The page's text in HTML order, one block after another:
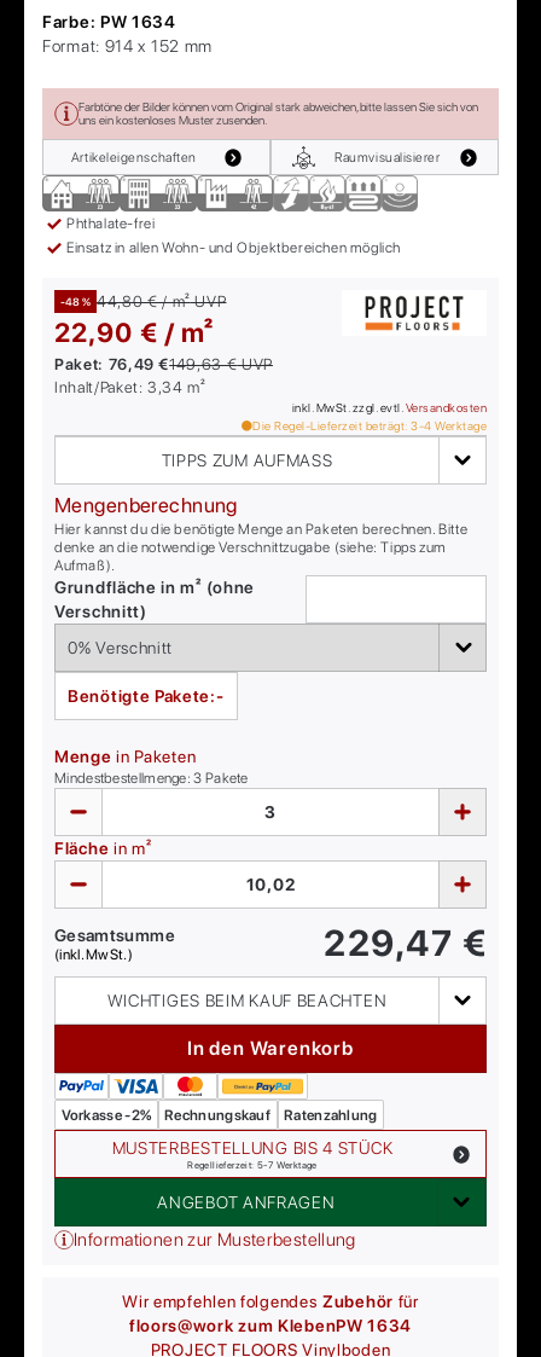
Farbe: PW 1634
Format: 914 x 152 mm
Farbtöne der Bilder können vom Original stark abweichen, bitte lassen Sie sich von
uns ein kostenloses Muster zusenden.
Artikeleigenschaften Raumvisualisierer
Phthalate-frei
Einsatz in allen Wohn- und Objektbereichen möglich
-48 % 44,80 € / m²UVP
22,90 € / m²
Paket: 76,49 €149,63 €UVP
Inhalt/Paket:3,34 m²
inkl. MwSt. zzgl. evtl. Versandkosten
Die Regel-Lieferzeit beträgt: 3-4 Werktage
TIPPS ZUM AUFMASS
Mengenberechnung
Hier kannst du die benötigte Menge an Paketen berechnen. Bitte
denke an die notwendige Verschnittzugabe (siehe: Tipps zum
Aufmaß).
Grundfläche in m² (ohne
Verschnitt)
Benötigte Pakete:-
Menge in Paketen
Mindestbestellmenge:3 Pakete
Fläche in m²
Gesamtsumme
(inkl. MwSt.) 229,47 €
WICHTIGES BEIM KAUF BEACHTEN
In den Warenkorb
Vorkasse -2% Rechnungskauf Ratenzahlung
MUSTERBESTELLUNG BIS 4 STÜCK
Regellieferzeit: 5-7 Werktage
ANGEBOT ANFRAGEN
Informationen zur Musterbestellung
Wir empfehlen folgendesZubehör für
floors@work zum KlebenPW 1634
PROJECT FLOORS Vinylboden